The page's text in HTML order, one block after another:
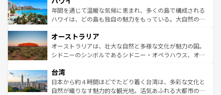
着のスイス情報はコンテンツ一覧 を参照してほしい。
ンメントが詰まった刺激的なスポットだ。一方、アメリカ
西部には大自然が広がり、グランドキャニオンやイエロー
部のニューオーリンズでは、音楽と美食が融合した独特の
文化が魅力。旅行者はアメリカの各地域で異なる魅力を楽
しみながら、その多様性と豊かな歴史を感じることができ
ならではの贅沢な旅のスタイルだ。 なお、新着のアメリカ
情報はコンテンツ一覧を参照してほしい。
年間を通じて温暖な気候に恵まれ、多くの島で構成される
ハワイは、どの島も独自の魅力をもっている。大自然の神
ワイ島は見逃せない。また、定番の観光地といえばオアフ
島だが、静かな自然を求めるならマウイ島やカウアイ島が
おすすめ。エメラルドグリーンに輝く海をはじめ、豊かな
れるおもてなしの心で訪れる人々を迎えてくれるハワイの
人々、おいしいローカルフードやハワイアンミュージッ
ク、伝統的なフラダンスなど、すべてがハワイの魅力を彩
オーストラリア
オーストラリアは、壮大な自然と多様な文化が魅力の国。
シドニーのシンボルであるシドニー・オペラハウス、オー
リアリーフや大陸中央部にそびえるウルル（エアーズロッ
ク）、タスマニアの美しい原生林やケアンズの熱帯雨林な
ど、見どころがたくさん。また、カフェやワイン、オージ
台湾
日本から約４時間ほどでたどり着く台湾は、多彩な文化と
自然が織りなす魅力的な観光地。活気あふれる大都市の台